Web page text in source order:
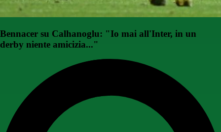
Bennacer su Calhanoglu: "Io mai all'Inter, in un
derby niente amicizia..."